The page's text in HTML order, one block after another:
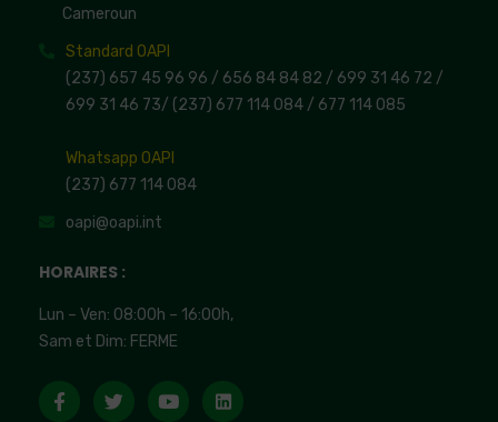
Cameroun
Standard OAPI
(237) 657 45 96 96 / 656 84 84 82 / 699 31 46 72 /
699 31 46 73/ (237) 677 114 084 / 677 114 085
Whatsapp OAPI
(237) 677 114 084
oapi@oapi.int
HORAIRES :
Lun – Ven: 08:00h – 16:00h,
Sam et Dim: FERME